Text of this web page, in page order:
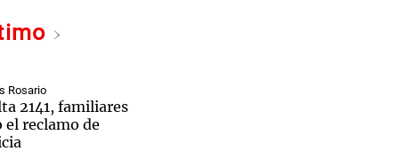
Rosario
2141, familiares
reclamo de